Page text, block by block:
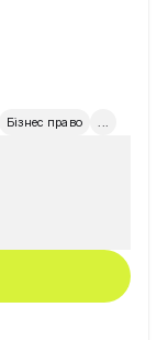
Бізнес право ...